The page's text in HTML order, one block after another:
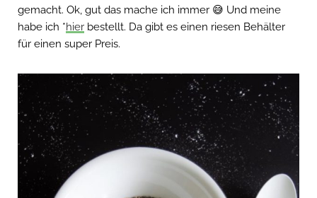
gemacht. Ok, gut das mache ich immer 😅 Und meine
habe ich *hier bestellt. Da gibt es einen riesen Behälter
für einen super Preis.